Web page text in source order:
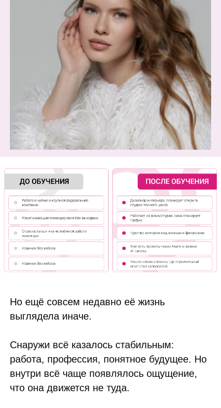
Но ещё совсем недавно её жизнь
выглядела иначе.
Снаружи всё казалось стабильным:
работа, профессия, понятное будущее. Но
внутри всё чаще появлялось ощущение,
что она движется не туда.